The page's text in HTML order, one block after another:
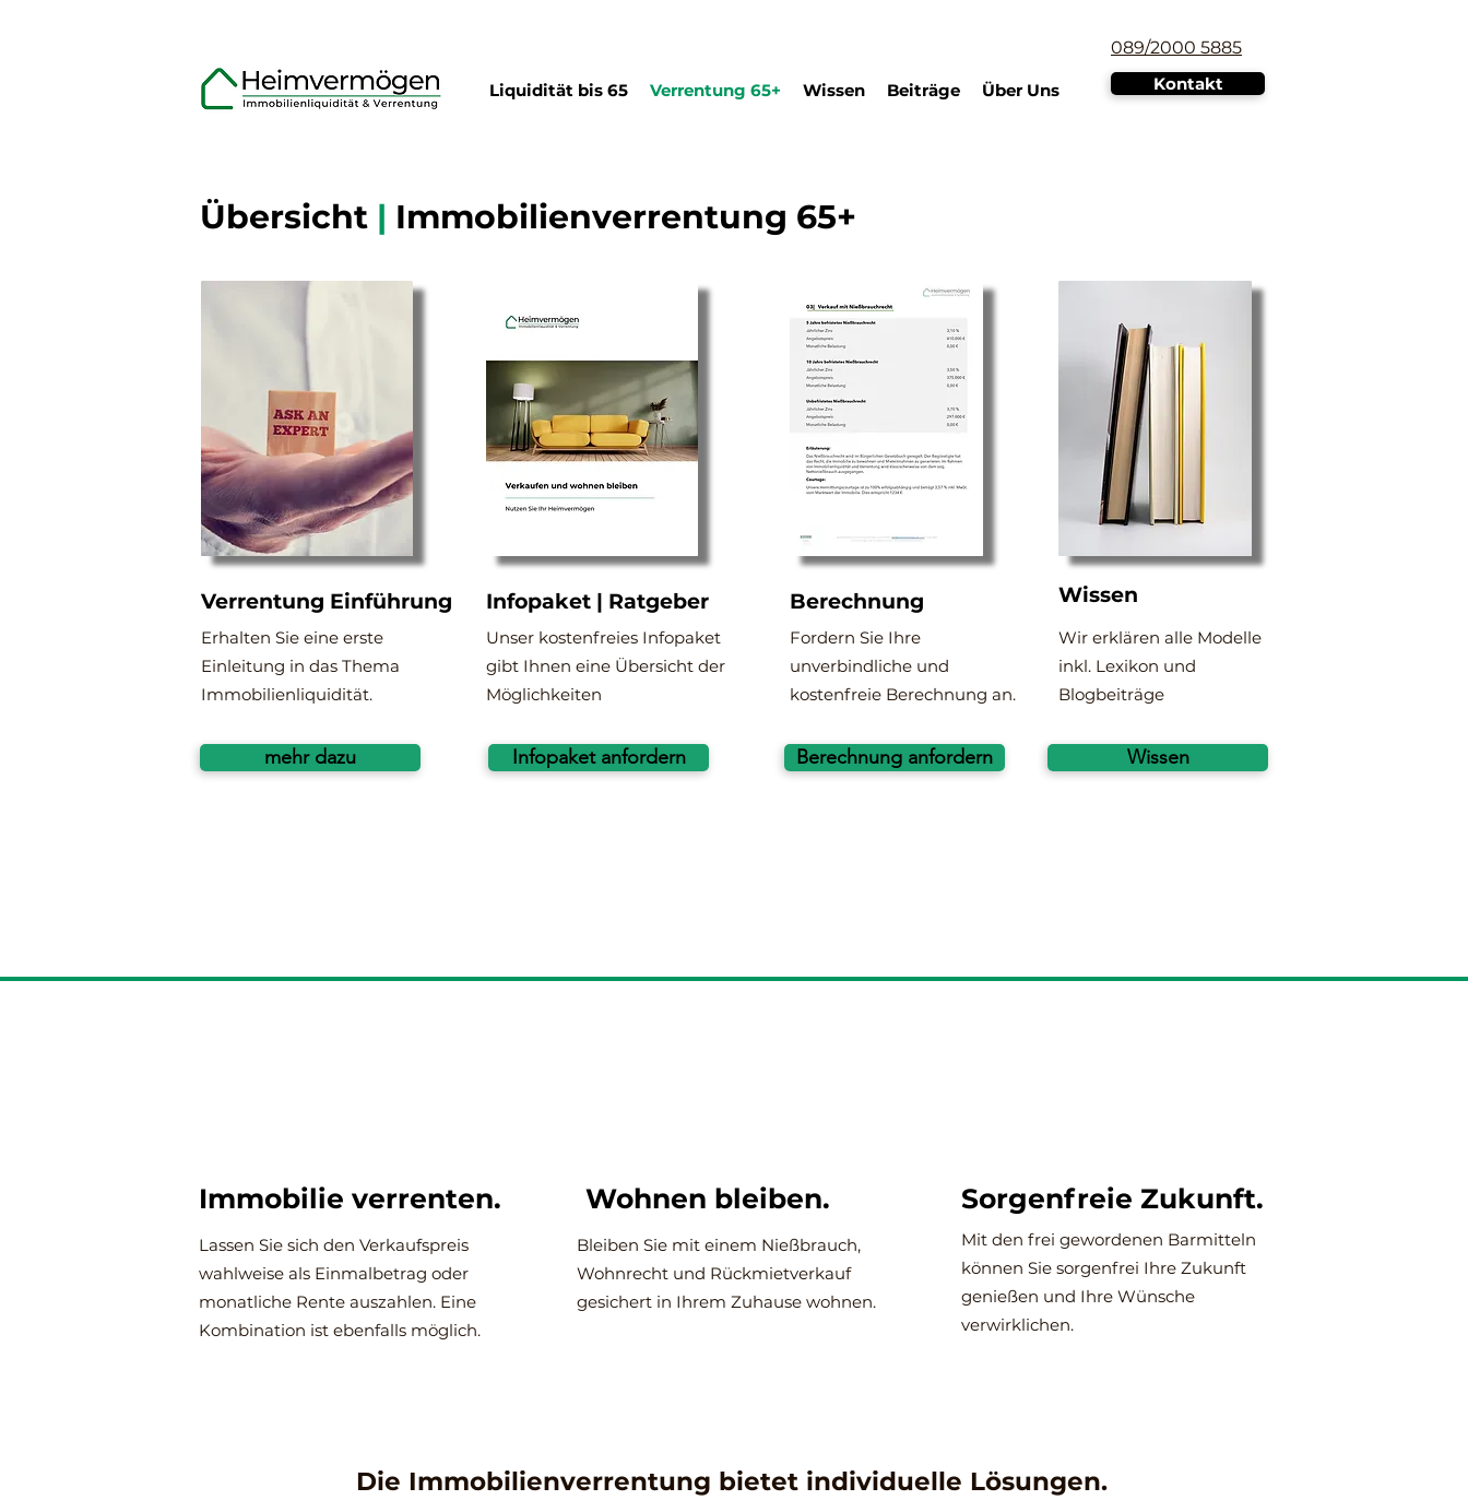
Liquidität bis 65 Verrentung 65+ Wissen Beiträge Über Uns
089/2000 5885
Kontakt
Übersicht | Immobilienverrentung 65+
Verrentung Einführung Infopaket | Ratgeber
Erhalten Sie eine erste
Einleitung in das Thema
Immobilienliquidität.
Unser kostenfreies Infopaket
gibt Ihnen eine Übersicht der
Möglichkeiten
mehr dazu Infopaket anfordern
Berechnung
Fordern Sie Ihre
unverbindliche und
kostenfreie Berechnung an.
Berechnung anfordern
Wissen
Wir erklären alle Modelle
inkl. Lexikon und
Blogbeiträge
Wissen
Immobilie verrenten.
Lassen Sie sich den Verkaufspreis
wahlweise als Einmalbetrag oder
monatliche Rente auszahlen. Eine
Kombination ist ebenfalls möglich.
Wohnen bleiben.
Bleiben Sie mit einem Nießbrauch,
Wohnrecht und Rückmietverkauf
gesichert in Ihrem Zuhause wohnen.
Sorgenfreie Zukunft.
Mit den frei gewordenen Barmitteln
können Sie sorgenfrei Ihre Zukunft
genießen und Ihre Wünsche
verwirklichen.
Die Immobilienverrentung bietet individuelle Lösungen.